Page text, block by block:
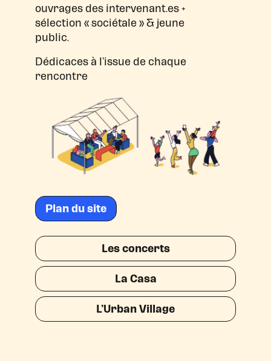
ouvrages des intervenant.es +
sélection « sociétale » & jeune
public.
Dédicaces à l’issue de chaque
rencontre
Plan du site
Les concerts
La Casa
L’Urban Village